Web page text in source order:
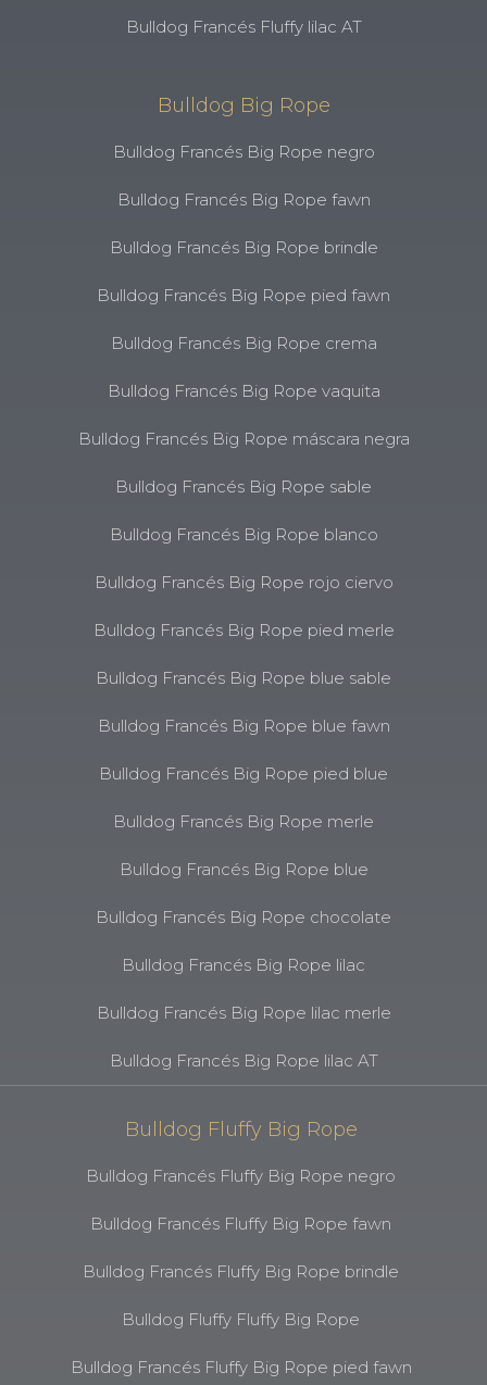
Bulldog Francés Fluffy lilac AT
Bulldog Big Rope
Bulldog Francés Big Rope negro
Bulldog Francés Big Rope fawn
Bulldog Francés Big Rope brindle
Bulldog Francés Big Rope pied fawn
Bulldog Francés Big Rope crema
Bulldog Francés Big Rope vaquita
Bulldog Francés Big Rope máscara negra
Bulldog Francés Big Rope sable
Bulldog Francés Big Rope blanco
Bulldog Francés Big Rope rojo ciervo
Bulldog Francés Big Rope pied merle
Bulldog Francés Big Rope blue sable
Bulldog Francés Big Rope blue fawn
Bulldog Francés Big Rope pied blue
Bulldog Francés Big Rope merle
Bulldog Francés Big Rope blue
Bulldog Francés Big Rope chocolate
Bulldog Francés Big Rope lilac
Bulldog Francés Big Rope lilac merle
Bulldog Francés Big Rope lilac AT
Bulldog Fluffy Big Rope
Bulldog Francés Fluffy Big Rope negro
Bulldog Francés Fluffy Big Rope fawn
Bulldog Francés Fluffy Big Rope brindle
Bulldog Fluffy Fluffy Big Rope
Bulldog Francés Fluffy Big Rope pied fawn